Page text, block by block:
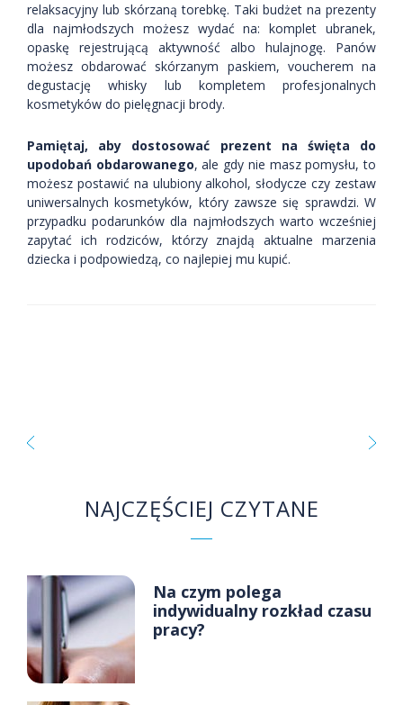
relaksacyjny lub skórzaną torebkę. Taki budżet na prezenty
dla najmłodszych możesz wydać na: komplet ubranek,
opaskę rejestrującą aktywność albo hulajnogę. Panów
możesz obdarować skórzanym paskiem, voucherem na
degustację whisky lub kompletem profesjonalnych
kosmetyków do pielęgnacji brody.
Pamiętaj, aby dostosować prezent na święta do
upodobań obdarowanego, ale gdy nie masz pomysłu, to
możesz postawić na ulubiony alkohol, słodycze czy zestaw
uniwersalnych kosmetyków, który zawsze się sprawdzi. W
przypadku podarunków dla najmłodszych warto wcześniej
zapytać ich rodziców, którzy znajdą aktualne marzenia
dziecka i podpowiedzą, co najlepiej mu kupić.
NAJCZĘŚCIEJ CZYTANE
Na czym polega
indywidualny rozkład czasu
pracy?